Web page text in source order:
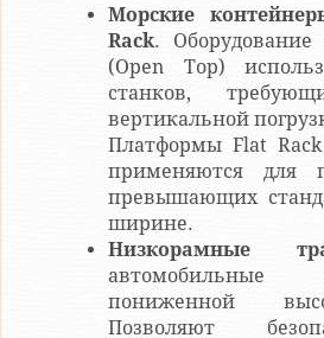
Морские
Rack.
(Open Top)
станков,
вертикальной
Платформы Flat
применяются для
превышающих
ширине.
Низкорамные
пониженной
Позволяют